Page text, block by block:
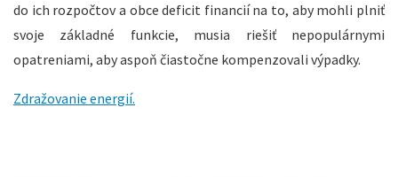
do ich rozpočtov a obce deficit financií na to, aby mohli plniť
svoje základné funkcie, musia riešiť nepopulárnymi
opatreniami, aby aspoň čiastočne kompenzovali výpadky.
Zdražovanie energií.